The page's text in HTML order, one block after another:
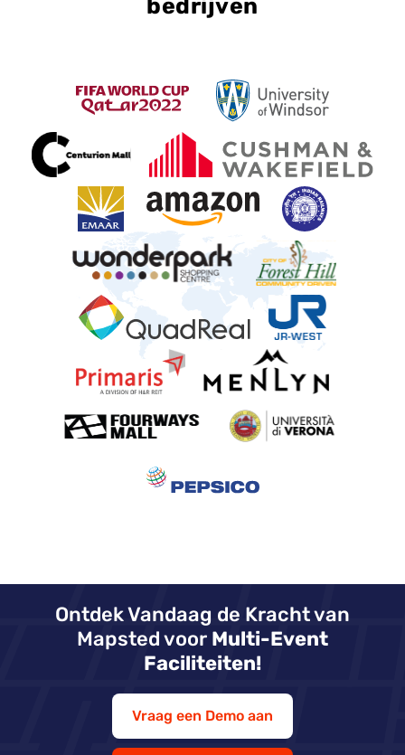
bedrijven
Ontdek Vandaag de Kracht van
Mapsted voor Multi-Event
Faciliteiten!
Vraag een Demo aan